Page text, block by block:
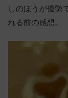
しのほうが優勢
れる前の感想。